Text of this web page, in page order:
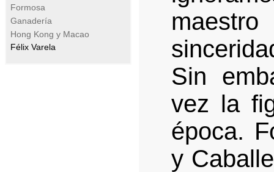
Formosa
Ganadería
Hong Kong y Macao
Félix Varela
Sin
vez la
época.
y